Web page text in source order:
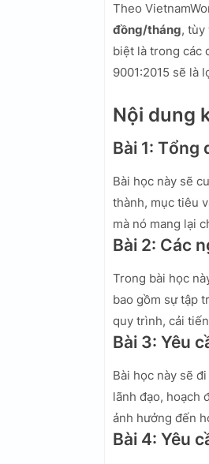
Theo
đồng/tháng, tùy
biệt là trong các
9001:2015 sẽ là
Nội dung
Bài 1: Tổng
Bài học này sẽ
thành, mục tiêu
mà nó mang lại
Bài 2: Các
Trong bài học
bao gồm sự tập
quy trình, cải
Bài 3: Yêu
Bài học này sẽ
lãnh đạo, hoạch
ảnh hưởng đến
Bài 4: Yêu